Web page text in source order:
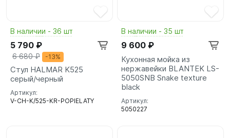
В наличии - 36 шт
5 790 ₽
6 680 ₽ -13%
Стул HALMAR K525
серый/черный
Артикул:
V-CH-K/525-KR-POPIELATY
В наличии - 35 шт
9 600 ₽
Кухонная мойка из
нержавейки BLANTEK LS-
5050SNB Snake texture
black
Артикул:
5050227